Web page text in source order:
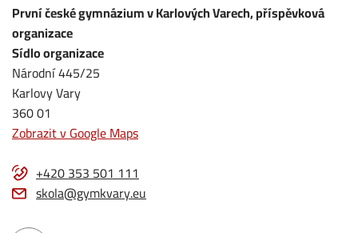
První české gymnázium v Karlových Varech, příspěvková
organizace
Sídlo organizace
Národní 445/25
Karlovy Vary
360 01
Zobrazit v Google Maps
+420 353 501 111
skola@gymkvary.eu